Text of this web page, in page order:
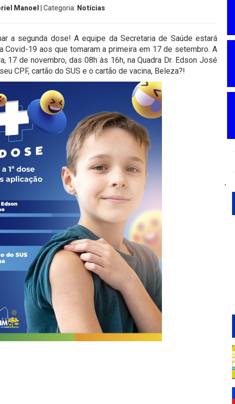
Manoel | Categoria: Notícias
a segunda dose! A equipe da Secretaria de Saúde estará
Covid-19 aos que tomaram a primeira em 17 de setembro. A
17 de novembro, das 08h às 16h, na Quadra Dr. Edson José
CPF, cartão do SUS e o cartão de vacina, Beleza?!
'